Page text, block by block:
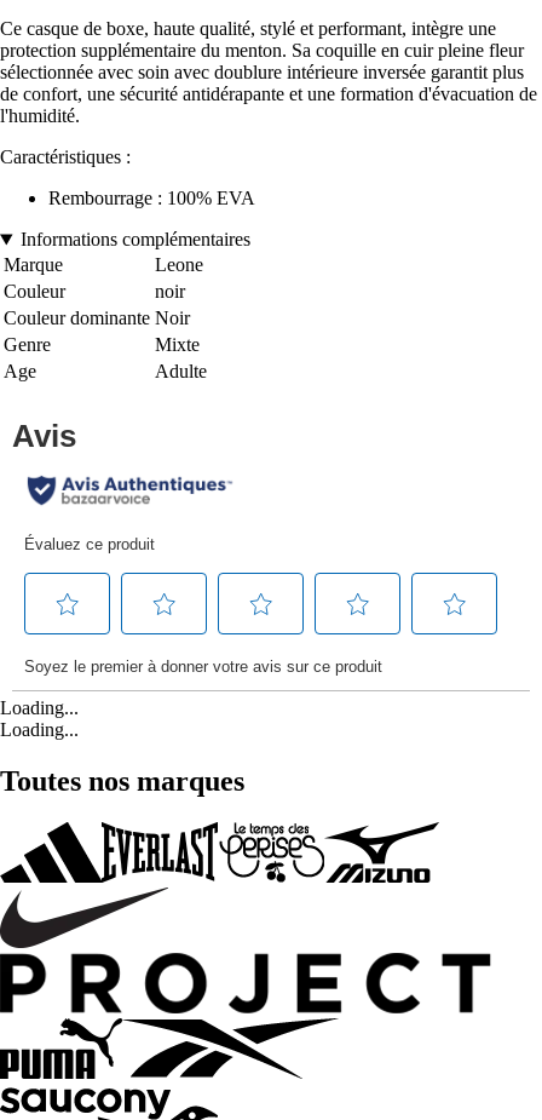
Ce casque de boxe, haute qualité, stylé et performant, intègre une
protection supplémentaire du menton. Sa coquille en cuir pleine fleur
sélectionnée avec soin avec doublure intérieure inversée garantit plus
de confort, une sécurité antidérapante et une formation d'évacuation de
l'humidité.
Caractéristiques :
Rembourrage : 100% EVA
Informations complémentaires
Marque
Leone
Couleur
noir
Couleur dominante Noir
Genre
Mixte
Age
Adulte
Loading...
Loading...
Toutes nos marques